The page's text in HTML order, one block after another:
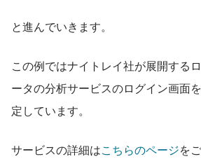
と進んでいきます。
この例ではナイトレイ社が展開する
ータの分析サービスのログイン画面
定しています。
サービスの詳細はこちらのページを